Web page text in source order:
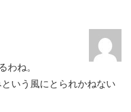
わね。
いう風にとられかねない